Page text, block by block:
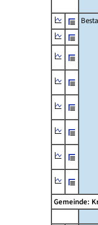
Gemeinde: